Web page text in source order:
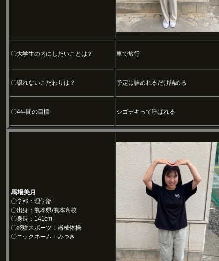
〇大学生の内にしたいことは？ 車で旅行
〇譲れないこだわりは？ 予定は詰めれるだけ詰める
〇4年間の目標 シゴデキって呼ばれる
馬場美月
〇学部：理学部
〇出身：熊本県/熊本高校
〇身長：141cm
〇経験スポーツ：器械体操
〇ニックネーム：みつき